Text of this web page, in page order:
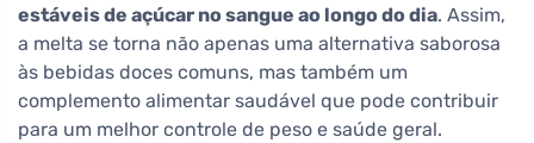
estáveis de açúcar no sangue ao longo do dia. Assim,
a melta se torna não apenas uma alternativa saborosa
às bebidas doces comuns, mas também um
complemento alimentar saudável que pode contribuir
para um melhor controle de peso e saúde geral.